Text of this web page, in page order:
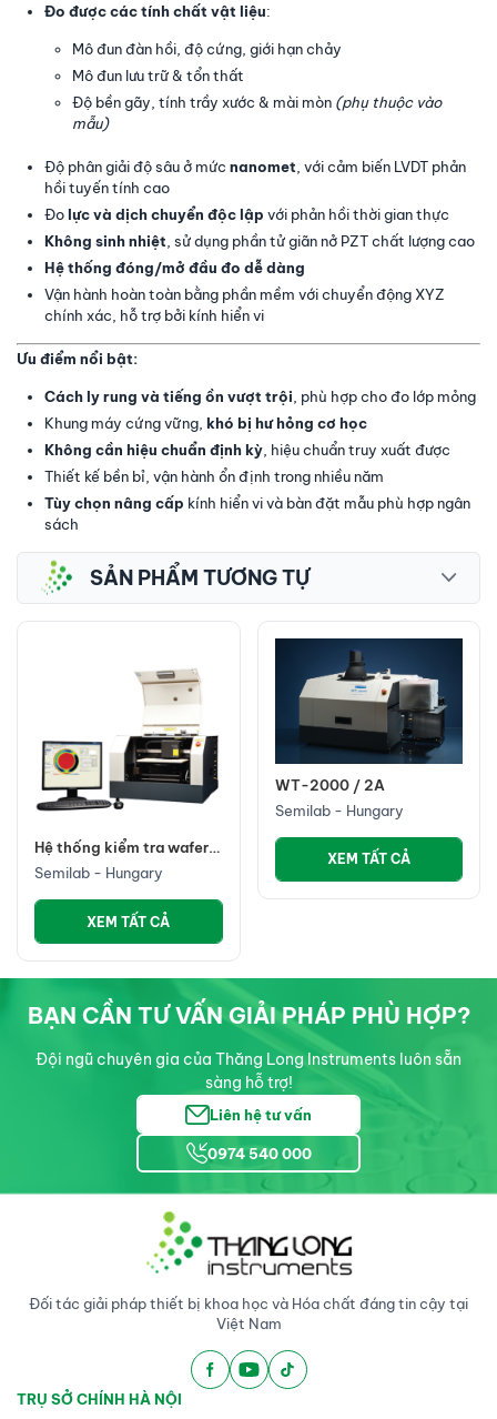
Đo được các tính chất vật liệu:
Mô đun đàn hồi, độ cứng, giới hạn chảy
Mô đun lưu trữ & tổn thất
Độ bền gãy, tính trầy xước & mài mòn (phụ thuộc vào
mẫu)
Độ phân giải độ sâu ở mức nanomet , với cảm biến LVDT phản
hồi tuyến tính cao
Đolực và dịch chuyển độc lập với phản hồi thời gian thực
Không sinh nhiệt , sử dụng phần tử giãn nở PZT chất lượng cao
Hệ thống đóng/mở đầu đo dễ dàng
Vận hành hoàn toàn bằng phần mềm với chuyển động XYZ
chính xác, hỗ trợ bởi kính hiển vi
Ưu điểm nổi bật:
Cách ly rung và tiếng ồn vượt trội , phù hợp cho đo lớp mỏng
Khung máy cứng vững, khó bị hư hỏng cơ học
Không cần hiệu chuẩn định kỳ , hiệu chuẩn truy xuất được
Thiết kế bền bỉ, vận hành ổn định trong nhiều năm
Tùy chọn nâng cấp kính hiển vi và bàn đặt mẫu phù hợp ngân
sách
SẢN PHẨM TƯƠNG TỰ
Hệ thống kiểm tra wafer
để bàn đa năng, WT-
Semilab - Hungary
XEM TẤT CẢ
WT-2000 / 2A
Semilab - Hungary
XEM TẤT CẢ
BẠN CẦN TƯ VẤN GIẢI PHÁP PHÙ HỢP?
Đội ngũ chuyên gia của Thăng Long Instruments luôn sẵn
sàng hỗ trợ!
Liên hệ tư vấn
0974 540 000
Đối tác giải pháp thiết bị khoa học và Hóa chất đáng tin cậy tại
Việt Nam
TRỤ SỞ CHÍNH HÀ NỘI